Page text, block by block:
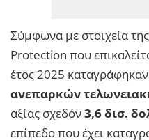
Σύμφωνα με στοιχεία
Protection που
έτος 2025 καταγράφηκαν
ανεπαρκών
αξίας σχεδόν3,6 δισ.
επίπεδο που έχει